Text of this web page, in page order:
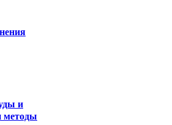
и
методы